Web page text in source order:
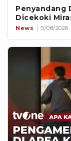
Penyandang
Dicekoki
News 5/08/2026